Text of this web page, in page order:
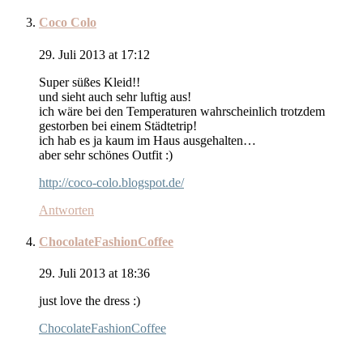
Coco Colo
29. Juli 2013 at 17:12
Super süßes Kleid!!
und sieht auch sehr luftig aus!
ich wäre bei den Temperaturen wahrscheinlich trotzdem
gestorben bei einem Städtetrip!
ich hab es ja kaum im Haus ausgehalten…
aber sehr schönes Outfit :)
http://coco-colo.blogspot.de/
Antworten
ChocolateFashionCoffee
29. Juli 2013 at 18:36
just love the dress :)
ChocolateFashionCoffee